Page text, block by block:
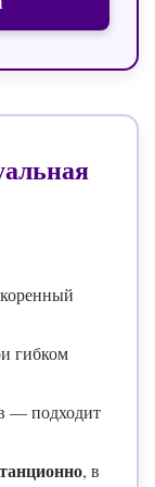
гибком
— подходит
, в